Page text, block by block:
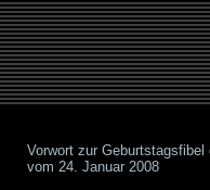
Vorwort zur
vom 24. Januar 2008